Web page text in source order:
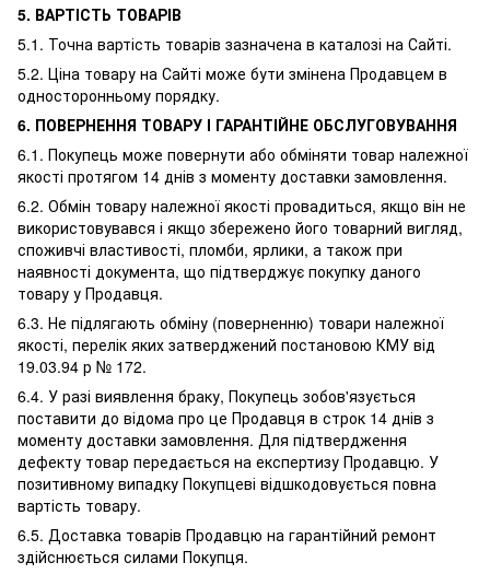
5. ВАРТІСТЬ ТОВАРІВ
5.1. Точна вартість товарів зазначена в каталозі на Сайті.
5.2. Ціна товару на Сайті може бути змінена Продавцем в
односторонньому порядку.
6. ПОВЕРНЕННЯ ТОВАРУ І ГАРАНТІЙНЕ ОБСЛУГОВУВАННЯ
6.1. Покупець може повернути або обміняти товар належної
якості протягом 14 днів з моменту доставки замовлення.
6.2. Обмін товару належної якості провадиться, якщо він не
використовувався і якщо збережено його товарний вигляд,
споживчі властивості, пломби, ярлики, а також при
наявності документа, що підтверджує покупку даного
товару у Продавця.
6.3. Не підлягають обміну (поверненню) товари належної
якості, перелік яких затверджений постановою КМУ від
19.03.94 р № 172.
6.4. У разі виявлення браку, Покупець зобов'язується
поставити до відома про це Продавця в строк 14 днів з
моменту доставки замовлення. Для підтвердження
дефекту товар передається на експертизу Продавцю. У
позитивному випадку Покупцеві відшкодовується повна
вартість товару.
6.5. Доставка товарів Продавцю на гарантійний ремонт
здійснюється силами Покупця.